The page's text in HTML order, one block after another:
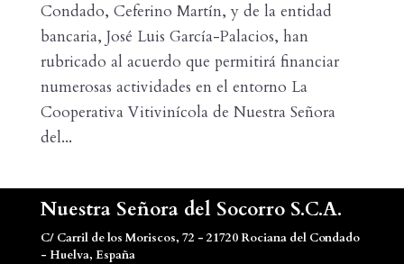
Condado, Ceferino Martín, y de la entidad
bancaria, José Luis García-Palacios, han
rubricado al acuerdo que permitirá financiar
numerosas actividades en el entorno La
Cooperativa Vitivinícola de Nuestra Señora
del...
Nuestra Señora del Socorro S.C.A.
C/ Carril de los Moriscos, 72 - 21720 Rociana del Condado
- Huelva, España